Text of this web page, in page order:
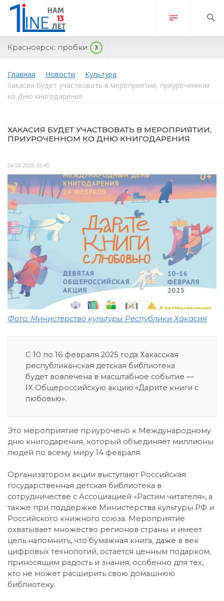
Красноярск: пробки 3
Главная Новости
Культура
Хакасия будет участвовать в мероприятии, приуроченном
ко Дню книгодарения
ХАКАСИЯ БУДЕТ УЧАСТВОВАТЬ В МЕРОПРИЯТИИ,
ПРИУРОЧЕННОМ КО ДНЮ КНИГОДАРЕНИЯ
04.02.2025 19:45
Фото: Министерство культуры Республики Хакасия
С 10 по 16 февраля 2025 года Хакасская
республиканская детская библиотека
будет вовлечена в масштабное событие —
IX Общероссийскую акцию «Дарите книги с
любовью».
Это мероприятие приурочено к Международному
дню книгодарения, который объединяет миллионы
людей по всему миру 14 февраля.
Организатором акции выступают Российская
государственная детская библиотека в
сотрудничестве с Ассоциацией «Растим читателя», а
также при поддержке Министерства культуры РФ и
Российского книжного союза. Мероприятие
охватывает множество регионов страны и имеет
цель напомнить, что бумажная книга, даже в век
цифровых технологий, остается ценным подарком,
приносящим радость и знания, особенно для тех,
кто не может расширить свою домашнюю
библиотеку.